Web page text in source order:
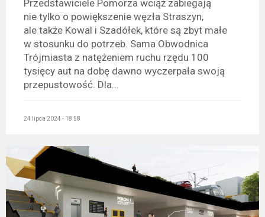
Przedstawiciele Pomorza wciąż zabiegają
nie tylko o powiększenie węzła Straszyn,
ale także Kowal i Szadółek, które są zbyt małe
w stosunku do potrzeb. Sama Obwodnica
Trójmiasta z natężeniem ruchu rzędu 100
tysięcy aut na dobę dawno wyczerpała swoją
przepustowość. Dla...
24 lipca 2024 - 18:58